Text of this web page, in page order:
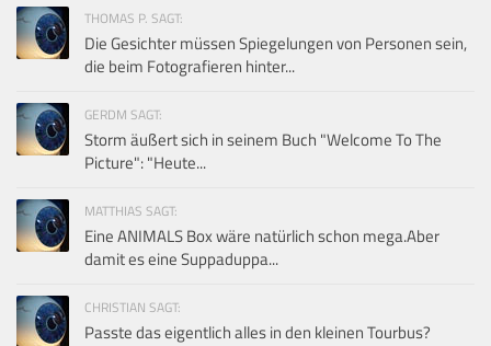
THOMAS P. SAGT:
Die Gesichter müssen Spiegelungen von Personen sein,
die beim Fotografieren hinter...
GERDM SAGT:
Storm äußert sich in seinem Buch "Welcome To The
Picture": "Heute...
MATTHIAS SAGT:
Eine ANIMALS Box wäre natürlich schon mega.Aber
damit es eine Suppaduppa...
CHRISTIAN SAGT:
Passte das eigentlich alles in den kleinen Tourbus?